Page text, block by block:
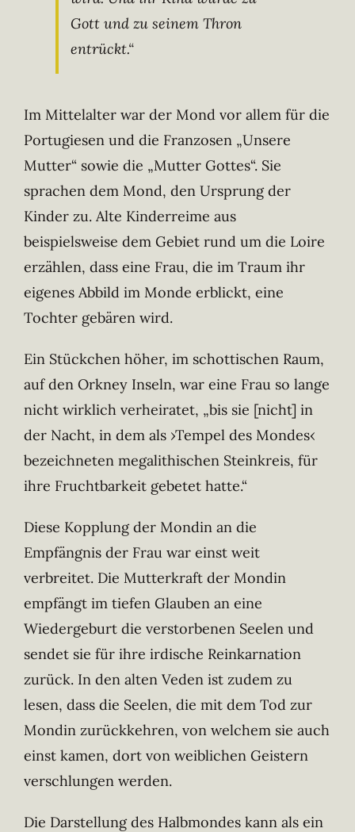
Gott und zu seinem Thron
entrückt.“
Im Mittelalter war der Mond vor allem für die
Portugiesen und die Franzosen „Unsere
Mutter“ sowie die „Mutter Gottes“. Sie
sprachen dem Mond, den Ursprung der
Kinder zu. Alte Kinderreime aus
beispielsweise dem Gebiet rund um die Loire
erzählen, dass eine Frau, die im Traum ihr
eigenes Abbild im Monde erblickt, eine
Tochter gebären wird.
Ein Stückchen höher, im schottischen Raum,
auf den Orkney Inseln, war eine Frau so lange
nicht wirklich verheiratet, „bis sie [nicht] in
der Nacht, in dem als ›Tempel des Mondes‹
bezeichneten megalithischen Steinkreis, für
ihre Fruchtbarkeit gebetet hatte.“
Diese Kopplung der Mondin an die
Empfängnis der Frau war einst weit
verbreitet. Die Mutterkraft der Mondin
empfängt im tiefen Glauben an eine
Wiedergeburt die verstorbenen Seelen und
sendet sie für ihre irdische Reinkarnation
zurück. In den alten Veden ist zudem zu
lesen, dass die Seelen, die mit dem Tod zur
Mondin zurückkehren, von welchem sie auch
einst kamen, dort von weiblichen Geistern
verschlungen werden.
Die Darstellung des Halbmondes kann als ein